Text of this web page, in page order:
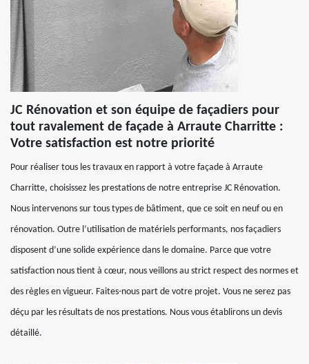
JC Rénovation et son équipe de façadiers pour
tout ravalement de façade à Arraute Charritte :
Votre satisfaction est notre priorité
Pour réaliser tous les travaux en rapport à votre façade à Arraute
Charritte, choisissez les prestations de notre entreprise JC Rénovation.
Nous intervenons sur tous types de bâtiment, que ce soit en neuf ou en
rénovation. Outre l’utilisation de matériels performants, nos façadiers
disposent d’une solide expérience dans le domaine. Parce que votre
satisfaction nous tient à cœur, nous veillons au strict respect des normes et
des règles en vigueur. Faites-nous part de votre projet. Vous ne serez pas
déçu par les résultats de nos prestations. Nous vous établirons un devis
détaillé.